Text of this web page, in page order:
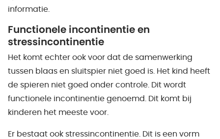
informatie.
Functionele incontinentie en
stressincontinentie
Het komt echter ook voor dat de samenwerking
tussen blaas en sluitspier niet goed is. Het kind heeft
de spieren niet goed onder controle. Dit wordt
functionele incontinentie genoemd. Dit komt bij
kinderen het meeste voor.
Er bestaat ook stressincontinentie. Dit is een vorm